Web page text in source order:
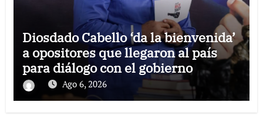
Diosdado Cabello ‘da la bienvenida’
a opositores que llegaron al país
para diálogo con el gobierno
Ago 6, 2026